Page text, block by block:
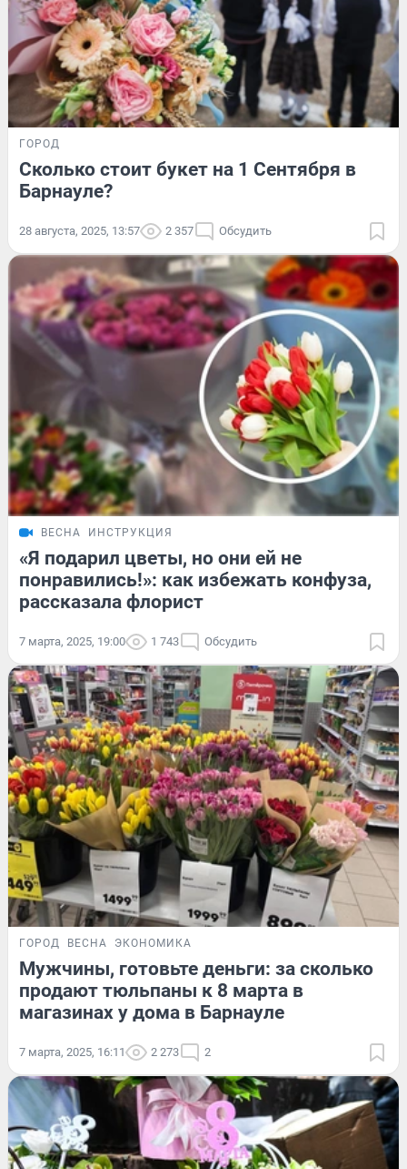
ГОРОД
Сколько стоит букет на 1 Сентября в
Барнауле?
28 августа, 2025, 13:57 2 357 Обсудить
ВЕСНА ИНСТРУКЦИЯ
«Я подарил цветы, но они ей не
понравились!»: как избежать конфуза,
рассказала флорист
7 марта, 2025, 19:00 1 743 Обсудить
ГОРОД ВЕСНА ЭКОНОМИКА
Мужчины, готовьте деньги: за сколько
продают тюльпаны к 8 марта в
магазинах у дома в Барнауле
7 марта, 2025, 16:11 2 273 2